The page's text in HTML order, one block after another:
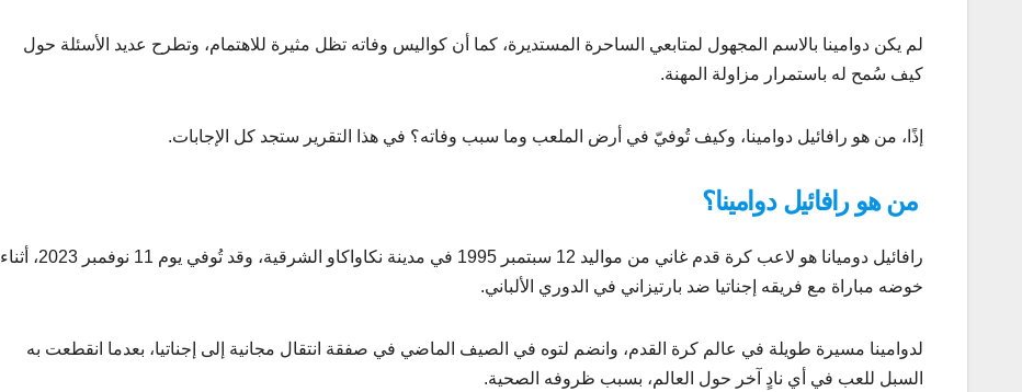
لم يكن دوامينا بالاسم المجهول لمتابعي الساحرة المستديرة، كما أن كواليس وفاته تظل مثيرة للاهتمام، وتطرح عديد الأسئلة حول
كيف سُمح له باستمرار مزاولة المهنة.
إذًا، من هو رافائيل دوامينا، وكيف تُوفيّ في أرض الملعب وما سبب وفاته؟ في هذا التقرير ستجد كل الإجابات.
من هو رافائيل دوامينا؟
رافائيل دوميانا هو لاعب كرة قدم غاني من مواليد 12 سبتمبر 1995 في مدينة نكاواكاو الشرقية، وقد تُوفي يوم 11 نوفمبر 2023، أثناء
خوضه مباراة مع فريقه إجناتيا ضد بارتيزاني في الدوري الألباني.
لدوامينا مسيرة طويلة في عالم كرة القدم، وانضم لتوه في الصيف الماضي في صفقة انتقال مجانية إلى إجناتيا، بعدما انقطعت به
السبل للعب في أي نادٍ آخر حول العالم، بسبب ظروفه الصحية.